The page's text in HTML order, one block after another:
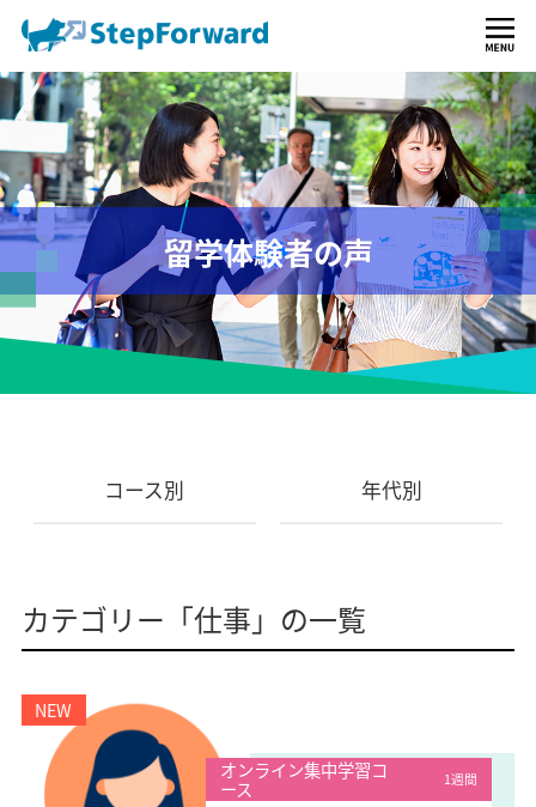
留学体験者の声
コース別 年代別
カテゴリー「仕事」の一覧
オンライン集中学習コ
ース 1週間